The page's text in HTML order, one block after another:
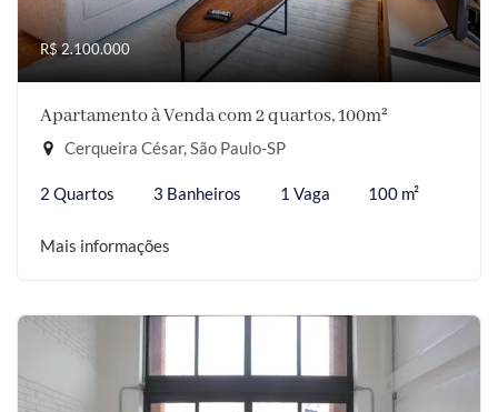
R$ 2.100.000
Apartamento à Venda com 2 quartos, 100m²
Cerqueira César, São Paulo-SP
2 Quartos 3 Banheiros 1 Vaga 100 m²
Mais informações